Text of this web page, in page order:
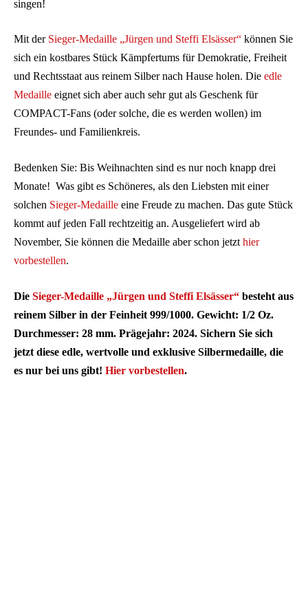
singen!
Mit der Sieger-Medaille „Jürgen und Steffi Elsässer“ können Sie
sich ein kostbares Stück Kämpfertums für Demokratie, Freiheit
und Rechtsstaat aus reinem Silber nach Hause holen. Die edle
Medaille eignet sich aber auch sehr gut als Geschenk für
COMPACT-Fans (oder solche, die es werden wollen) im
Freundes- und Familienkreis.
Bedenken Sie: Bis Weihnachten sind es nur noch knapp drei
Monate! Was gibt es Schöneres, als den Liebsten mit einer
solchen Sieger-Medaille eine Freude zu machen. Das gute Stück
kommt auf jeden Fall rechtzeitig an. Ausgeliefert wird ab
November, Sie können die Medaille aber schon jetzt hier
vorbestellen.
Die Sieger-Medaille „Jürgen und Steffi Elsässer“ besteht aus
reinem Silber in der Feinheit 999/1000. Gewicht: 1/2 Oz.
Durchmesser: 28 mm. Prägejahr: 2024. Sichern Sie sich
jetzt diese edle, wertvolle und exklusive Silbermedaille, die
es nur bei uns gibt! Hier vorbestellen.